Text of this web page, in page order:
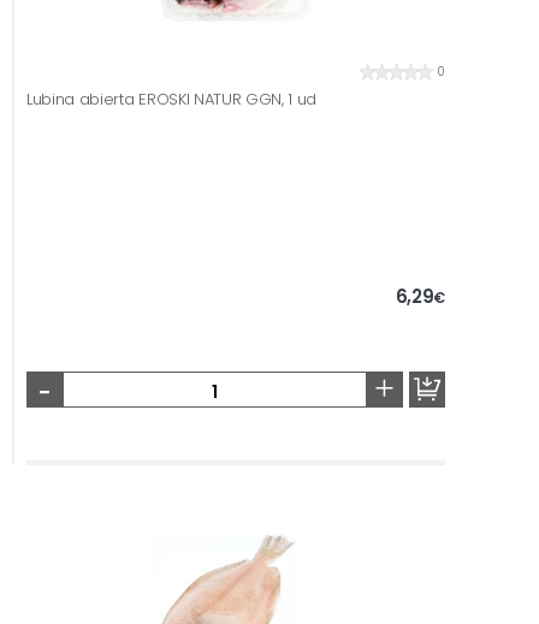
0
Lubina abierta EROSKI NATUR GGN, 1 ud
6,29€
- +